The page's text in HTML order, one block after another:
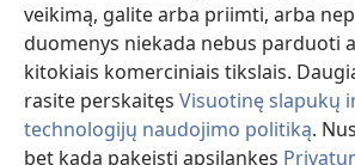
veikimą, galite arba priimti, arba
duomenys niekada nebus parduoti
kitokiais komerciniais tikslais.
rasite perskaitęs Visuotinę slapukų
technologijų naudojimo politiką.
bet kada pakeisti apsilankęs
Watchtower Library
Copyright© 2026 Watch Tower Bible and Tract